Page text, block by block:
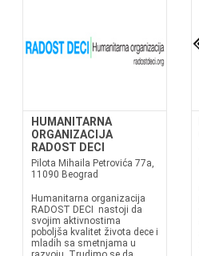
HUMANITARNA
ORGANIZACIJA
RADOST DECI
Pilota Mihaila Petrovića 77a,
11090 Beograd
Humanitarna organizacija
RADOST DECI nastoji da
svojim aktivnostima
poboljša kvalitet života dece i
mladih sa smetnjama u